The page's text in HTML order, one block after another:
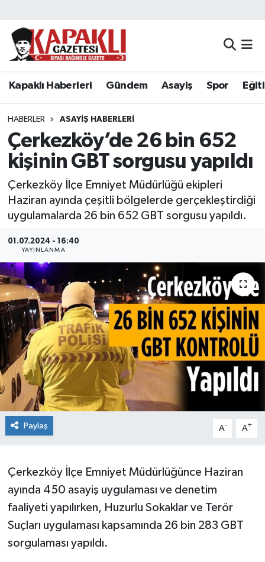
Kapaklı Haberleri Gündem Asayiş Spor
HABERLER ASAYIŞ HABERLERI
Çerkezköy’de 26 bin 652
kişinin GBT sorgusu yapıldı
Çerkezköy İlçe Emniyet Müdürlüğü ekipleri
Haziran ayında çeşitli bölgelerde gerçekleştirdiği
uygulamalarda 26 bin 652 GBT sorgusu yapıldı.
01.07.2024 - 16:40
YAYINLANMA
Paylaş A- A+
Çerkezköy İlçe Emniyet Müdürlüğünce Haziran
ayında 450 asayiş uygulaması ve denetim
faaliyeti yapılırken, Huzurlu Sokaklar ve Terör
Suçları uygulaması kapsamında 26 bin 283 GBT
sorgulaması yapıldı.
Kapaklı Haberleri
Asayiş
Spor
Eğitim
Ekonomi
Sağlık
Teknoloji
Yaşam
Tekirdağ Nöbetçi Eczaneler
Tekirdağ Namaz Vakitleri
Tekirdağ Trafik Yoğunluk Haritası
Süper Lig Puan Durumu ve Fikstür
Tüm Manşetler